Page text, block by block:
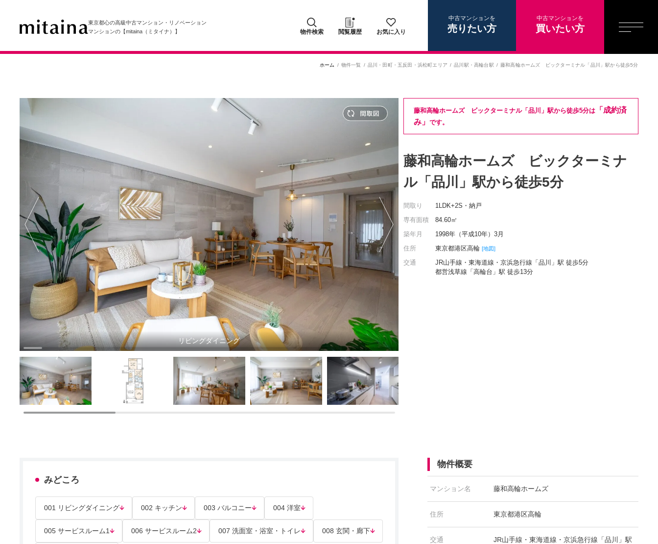
東京都心の高級中古マンション・リノベーション
マンションの【mitaina（ミタイナ）】
物件検索 閲覧履歴 お気に入り
中古マンションを
売りたい方
中古マンションを
買いたい方
ホーム 物件一覧 品川・田町・五反田・浜松町エリア 品川駅 ・高輪台駅 藤和高輪ホームズ ビックターミナル「品川」駅から徒歩5分
リビングダイニング
藤和高輪ホームズ ビックターミナル「品川」駅から徒歩5分は「成約済
み」 です。
藤和高輪ホームズ ビックターミナ
ル「品川」駅から徒歩5分
間取り
1LDK+2S・納戸
専有面積
84.60㎡
築年月
1998年（平成10年）3月
住所
東京都港区高輪 [地図]
交通
JR山手線・東海道線・京浜急行線「品川」駅 徒歩5分
都営浅草線「高輪台」駅 徒歩13分
みどころ
001 リビングダイニング 002 キッチン 003 バルコニー 004 洋室
005 サービスルーム1 006 サービスルーム2 007 洗面室・浴室・トイレ 008 玄関・廊下
物件概要
マンション名 藤和高輪ホームズ
住所 東京都港区高輪
交通
JR山手線・東海道線・京浜急行線「品川」駅